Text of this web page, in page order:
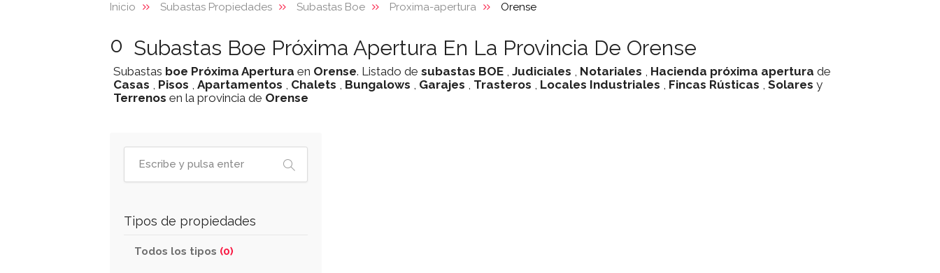
Inicio Subastas Propiedades Subastas Boe Proxima-apertura Orense
0 Subastas Boe Próxima Apertura En La Provincia De Orense
Subastas boe Próxima Apertura en Orense. Listado de subastas BOE , Judiciales , Notariales , Hacienda próxima apertura de
Casas , Pisos , Apartamentos , Chalets , Bungalows , Garajes , Trasteros , Locales Industriales , Fincas Rústicas , Solares y
Terrenos en la provincia de Orense
Tipos de propiedades
Todos los tipos (0)